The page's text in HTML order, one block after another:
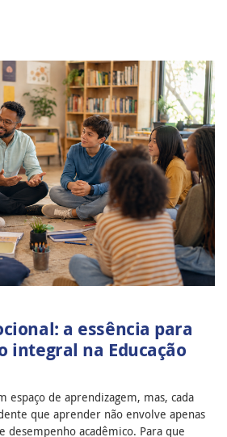
a essência para
integral na Educação
espaço de aprendizagem, mas, cada
que aprender não envolve apenas
desempenho acadêmico. Para que